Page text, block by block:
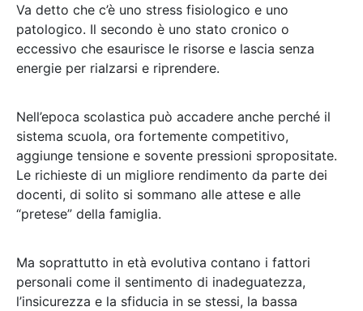
Va detto che c’è uno stress fisiologico e uno
patologico. Il secondo è uno stato cronico o
eccessivo che esaurisce le risorse e lascia senza
energie per rialzarsi e riprendere.
Nell’epoca scolastica può accadere anche perché il
sistema scuola, ora fortemente competitivo,
aggiunge tensione e sovente pressioni spropositate.
Le richieste di un migliore rendimento da parte dei
docenti, di solito si sommano alle attese e alle
“pretese” della famiglia.
Ma soprattutto in età evolutiva contano i fattori
personali come il sentimento di inadeguatezza,
l’insicurezza e la sfiducia in se stessi, la bassa